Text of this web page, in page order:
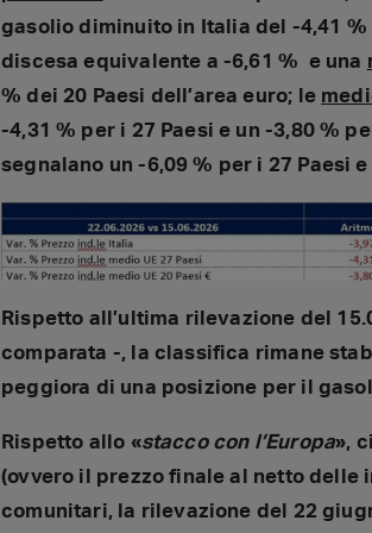
gasolio diminuito in Italia del -4,41 %
discesa equivalente a -6,61 % e una
% dei 20 Paesi dell’area euro; le
-4,31 % per i 27 Paesi e un -3,80 %
segnalano un -6,09 % per i 27 Paesi
Rispetto all’ultima rilevazione del
comparata -, la classifica rimane
peggiora di una posizione per il
Rispetto allo «stacco con l’Europa»,
(ovvero il prezzo finale al netto delle
comunitari, la rilevazione del 22